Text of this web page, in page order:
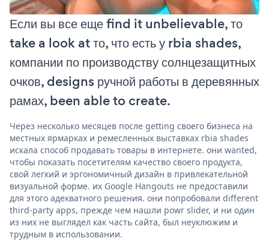
Если вы все еще find it unbelievable, то
take a look at то, что есть у rbia shades,
компании по производству солнцезащитных
очков, designs ручной работы в деревянных
рамах, been able to create.
Через несколько месяцев после getting своего бизнеса на
местных ярмарках и ремесленных выставках rbia shades
искала способ продавать товары в интернете. они wanted,
чтобы показать посетителям качество своего продукта,
свой легкий и эргономичный дизайн в привлекательной
визуальной форме. их Google Hangouts не предоставили
для этого адекватного решения. они попробовали different
third-party apps, прежде чем нашли powr slider, и ни один
из них не выглядел как часть сайта, был неуклюжим и
трудным в использовании.